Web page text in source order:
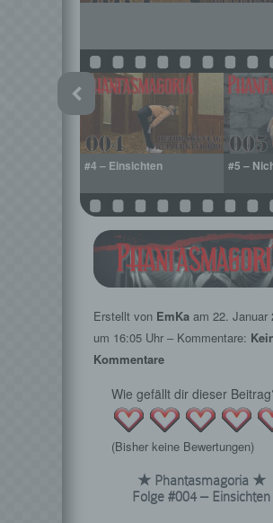
#4 – Einsichten #5 –
Erstellt von EmKa am 22. Januar
um 16:05 Uhr – Kommentare:
Kommentare
Wie gefällt dir dieser
(Bisher keine Bewertungen)
★ Phantasmagoria ★
Folge #004 – Einsichten